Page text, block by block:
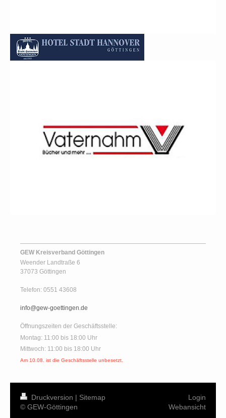
GEW Kreisverband Göttingen
Weender Landtraße 6
37073 Göttingen
Telefon: 0551 43608
info@gew-goettingen.de
Öffnungszeiten der Geschäftsstelle:
Montag: 11:00 bis 18:00 Uhr
Mittwoch: 11:00 bis 18:00 Uhr
Am 10.08. ist die Geschäftsstelle unbesetzt.
Druckversion | Sitemap
© GEW-Göttingen
Login
Webansicht